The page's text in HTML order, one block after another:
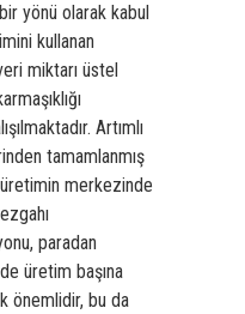
yönü olarak kabul
kullanan
miktarı üstel
Artımlı
tamamlanmış
merkezinde
paradan
üretim başına
önemlidir, bu da